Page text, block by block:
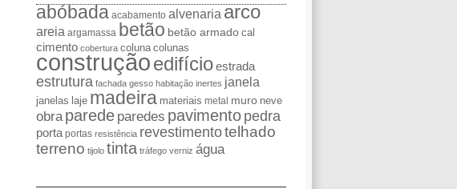
abóbada acabamento alvenariaarco
areia argamassa betão betão armado cal
cimento cobertura coluna colunas
construçãoedifício estrada
estrutura fachada gesso habitação inertes janela
janelas laje madeira materiais metal muro neve
obra parede paredes pavimento pedra
porta portas resistência revestimentotelhado
terreno tijolo tinta tráfego verniz água